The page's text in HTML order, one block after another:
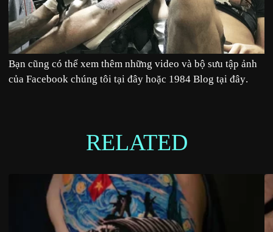
Bạn cũng có thể xem thêm những video và bộ sưu tập ảnh
của Facebook chúng tôi tại đây hoặc 1984 Blog tại đây.
RELATED